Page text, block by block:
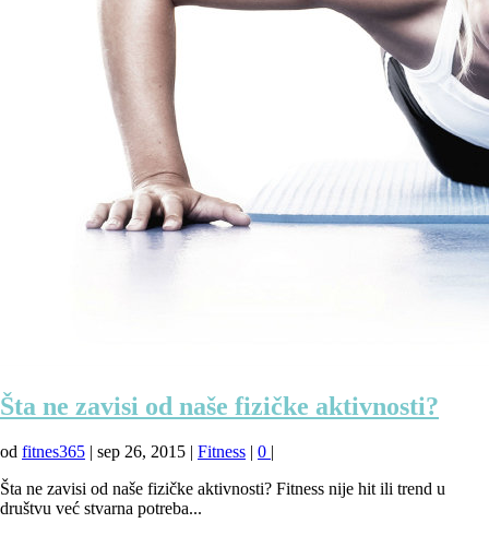
Šta ne zavisi od naše fizičke aktivnosti?
od fitnes365 sep 26, 2015 Fitness 0
Šta ne zavisi od naše fizičke aktivnosti? Fitness nije hit ili trend u
društvu već stvarna potreba...